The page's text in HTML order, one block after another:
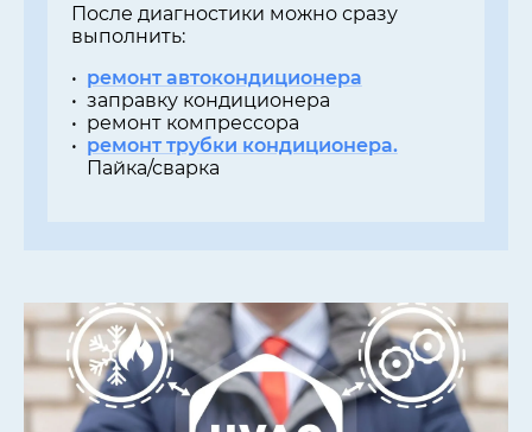
После диагностики можно сразу
выполнить:
ремонт автокондиционера
заправку кондиционера
ремонт компрессора
ремонт трубки кондиционера.
Пайка/сварка